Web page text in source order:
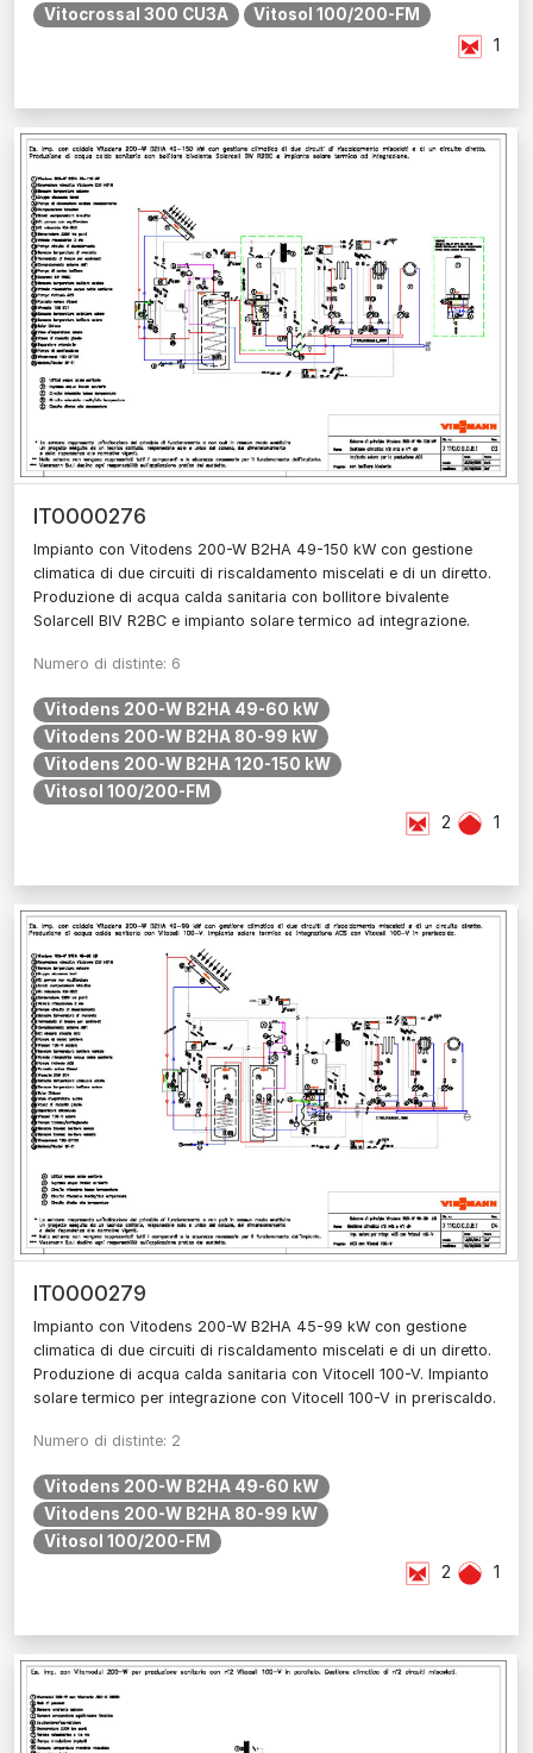
Vitocrossal 300 CU3A Vitosol 100/200-FM
1
IT0000276
Impianto con Vitodens 200-W B2HA 49-150 kW con gestione
climatica di due circuiti di riscaldamento miscelati e di un diretto.
Produzione di acqua calda sanitaria con bollitore bivalente
Solarcell BIV R2BC e impianto solare termico ad integrazione.
Numero di distinte: 6
Vitodens 200-W B2HA 49-60 kW
Vitodens 200-W B2HA 80-99 kW
Vitodens 200-W B2HA 120-150 kW
Vitosol 100/200-FM
1
2
IT0000279
Impianto con Vitodens 200-W B2HA 45-99 kW con gestione
climatica di due circuiti di riscaldamento miscelati e di un diretto.
Produzione di acqua calda sanitaria con Vitocell 100-V. Impianto
solare termico per integrazione con Vitocell 100-V in preriscaldo.
Numero di distinte: 2
Vitodens 200-W B2HA 49-60 kW
Vitodens 200-W B2HA 80-99 kW
Vitosol 100/200-FM
1
2